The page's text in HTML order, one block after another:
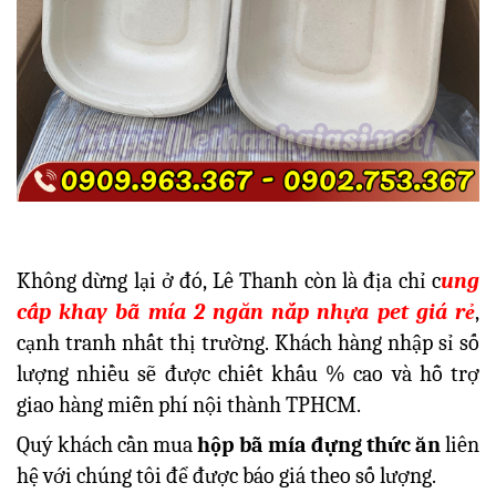
Không dừng lại ở đó, Lê Thanh còn là địa chỉ cung
cấp khay bã mía 2 ngăn nắp nhựa pet giá rẻ,
cạnh tranh nhất thị trường. Khách hàng nhập sỉ số
lượng nhiều sẽ được chiết khấu % cao và hỗ trợ
giao hàng miễn phí nội thành TPHCM.
Quý khách cần muahộp bã mía đựng thức ănliên
hệ với chúng tôi để được báo giá theo số lượng.